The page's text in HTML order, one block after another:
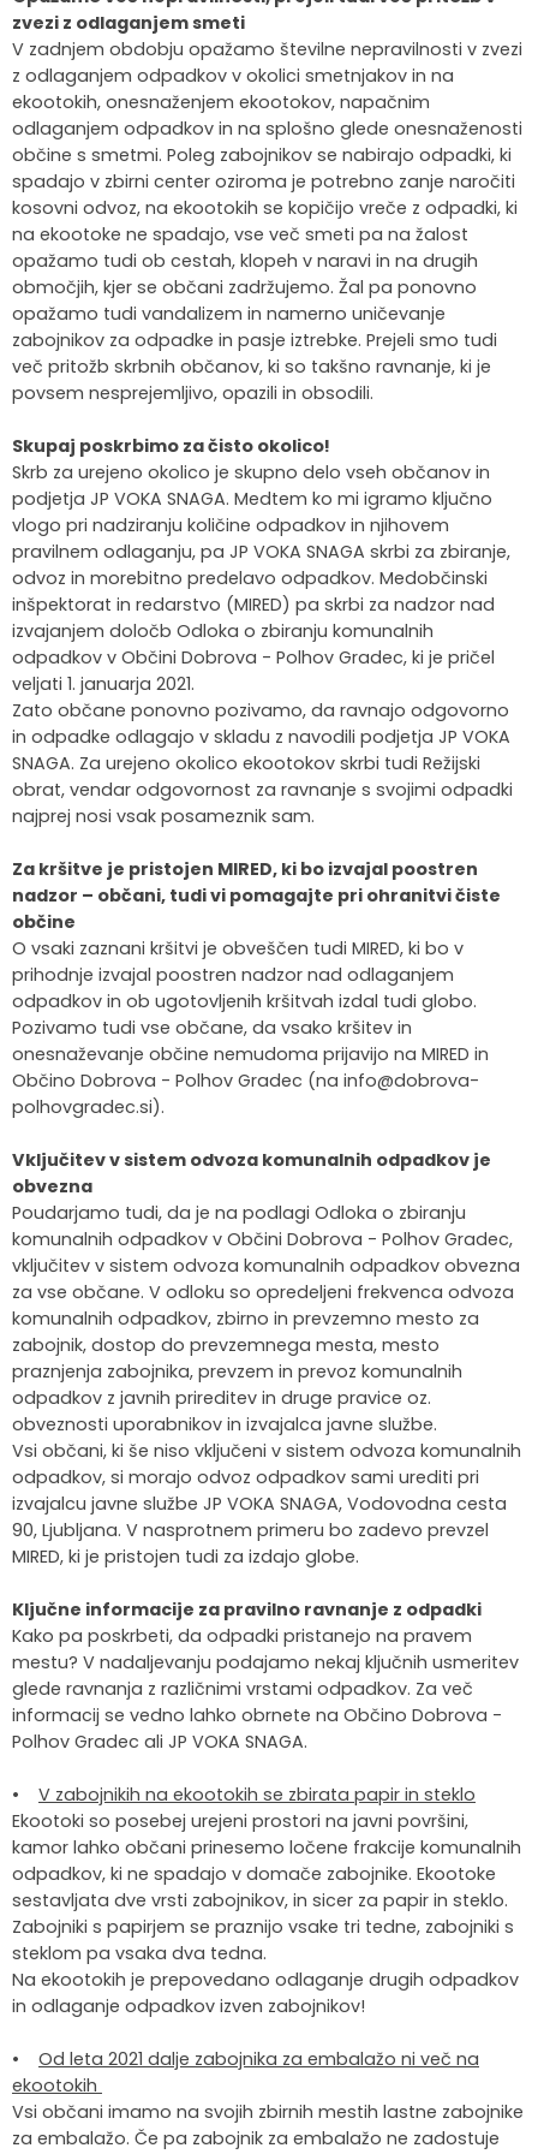
zvezi z odlaganjem smeti
V zadnjem obdobju opažamo številne nepravilnosti v zvezi
z odlaganjem odpadkov v okolici smetnjakov in na
ekootokih, onesnaženjem ekootokov, napačnim
odlaganjem odpadkov in na splošno glede onesnaženosti
občine s smetmi. Poleg zabojnikov se nabirajo odpadki, ki
spadajo v zbirni center oziroma je potrebno zanje naročiti
kosovni odvoz, na ekootokih se kopičijo vreče z odpadki, ki
na ekootoke ne spadajo, vse več smeti pa na žalost
opažamo tudi ob cestah, klopeh v naravi in na drugih
območjih, kjer se občani zadržujemo. Žal pa ponovno
opažamo tudi vandalizem in namerno uničevanje
zabojnikov za odpadke in pasje iztrebke. Prejeli smo tudi
več pritožb skrbnih občanov, ki so takšno ravnanje, ki je
povsem nesprejemljivo, opazili in obsodili.
Skupaj poskrbimo za čisto okolico!
Skrb za urejeno okolico je skupno delo vseh občanov in
podjetja JP VOKA SNAGA. Medtem ko mi igramo ključno
vlogo pri nadziranju količine odpadkov in njihovem
pravilnem odlaganju, pa JP VOKA SNAGA skrbi za zbiranje,
odvoz in morebitno predelavo odpadkov. Medobčinski
inšpektorat in redarstvo (MIRED) pa skrbi za nadzor nad
izvajanjem določb Odloka o zbiranju komunalnih
odpadkov v Občini Dobrova - Polhov Gradec, ki je pričel
veljati 1. januarja 2021.
Zato občane ponovno pozivamo, da ravnajo odgovorno
in odpadke odlagajo v skladu z navodili podjetja JP VOKA
SNAGA. Za urejeno okolico ekootokov skrbi tudi Režijski
obrat, vendar odgovornost za ravnanje s svojimi odpadki
najprej nosi vsak posameznik sam.
Za kršitve je pristojen MIRED, ki bo izvajal poostren
nadzor – občani, tudi vi pomagajte pri ohranitvi čiste
občine
O vsaki zaznani kršitvi je obveščen tudi MIRED, ki bo v
prihodnje izvajal poostren nadzor nad odlaganjem
odpadkov in ob ugotovljenih kršitvah izdal tudi globo.
Pozivamo tudi vse občane, da vsako kršitev in
onesnaževanje občine nemudoma prijavijo na MIRED in
Občino Dobrova - Polhov Gradec (na info@dobrova-
polhovgradec.si).
Vključitev v sistem odvoza komunalnih odpadkov je
obvezna
Poudarjamo tudi, da je na podlagi Odloka o zbiranju
komunalnih odpadkov v Občini Dobrova - Polhov Gradec,
vključitev v sistem odvoza komunalnih odpadkov obvezna
za vse občane. V odloku so opredeljeni frekvenca odvoza
komunalnih odpadkov, zbirno in prevzemno mesto za
zabojnik, dostop do prevzemnega mesta, mesto
praznjenja zabojnika, prevzem in prevoz komunalnih
odpadkov z javnih prireditev in druge pravice oz.
obveznosti uporabnikov in izvajalca javne službe.
Vsi občani, ki še niso vključeni v sistem odvoza komunalnih
odpadkov, si morajo odvoz odpadkov sami urediti pri
izvajalcu javne službe JP VOKA SNAGA, Vodovodna cesta
90, Ljubljana. V nasprotnem primeru bo zadevo prevzel
MIRED, ki je pristojen tudi za izdajo globe.
Ključne informacije za pravilno ravnanje z odpadki
Kako pa poskrbeti, da odpadki pristanejo na pravem
mestu? V nadaljevanju podajamo nekaj ključnih usmeritev
glede ravnanja z različnimi vrstami odpadkov. Za več
informacij se vedno lahko obrnete na Občino Dobrova -
Polhov Gradec ali JP VOKA SNAGA.
• V zabojnikih na ekootokih se zbirata papir in steklo
Ekootoki so posebej urejeni prostori na javni površini,
kamor lahko občani prinesemo ločene frakcije komunalnih
odpadkov, ki ne spadajo v domače zabojnike. Ekootoke
sestavljata dve vrsti zabojnikov, in sicer za papir in steklo.
Zabojniki s papirjem se praznijo vsake tri tedne, zabojniki s
steklom pa vsaka dva tedna.
Na ekootokih je prepovedano odlaganje drugih odpadkov
in odlaganje odpadkov izven zabojnikov!
• Od leta 2021 dalje zabojnika za embalažo ni več na
ekootokih
Vsi občani imamo na svojih zbirnih mestih lastne zabojnike
za embalažo. Če pa zabojnik za embalažo ne zadostuje
Krajevne skupnosti
Gasilstvo in civilna zaščita
Občinski nagrajenci
Strateški dokumenti
Javni zavod Polhograjska graščina
Turistična taksa
Vprašajte občino
Predlagajte občini
Oskrba najdenih živali
Letovanje za starejše
Organizacije s področja socialnega varstva
Portal eUprava
Zasebni vrtci in varuhi predšolskih otrok
Merilniki hitrosti
Lokalni ponudniki hrane in izdelkov
Trajnostni razvoj turizma
Župnije
Osmrtnice
Cenik storitev
Režijski obrat
JP VOKA SNAGA